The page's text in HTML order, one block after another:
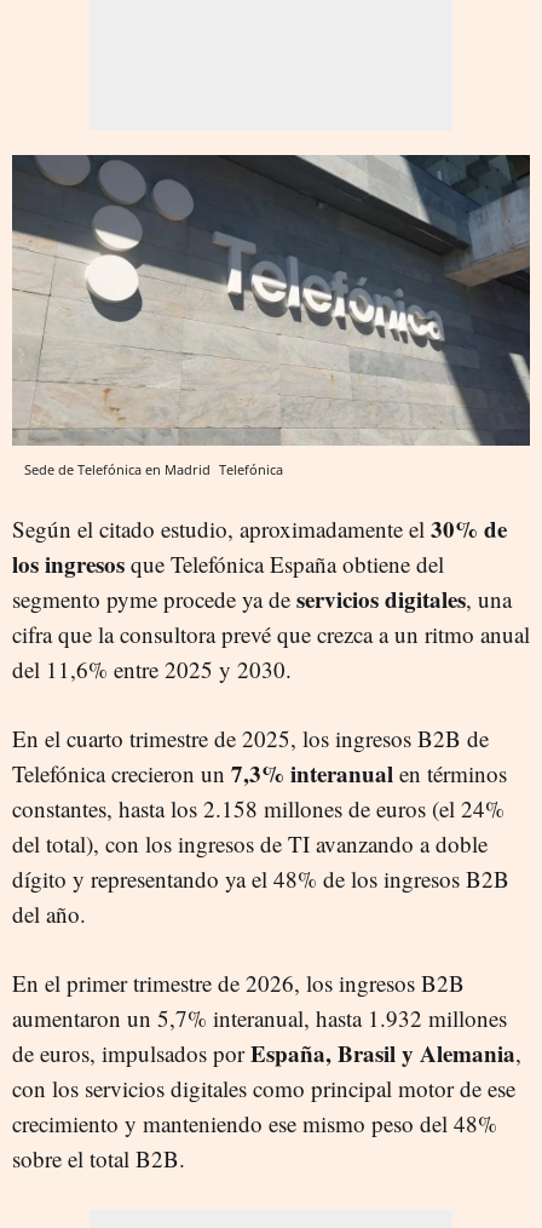
Sede de Telefónica en Madrid Telefónica
Según el citado estudio, aproximadamente el 30% de
los ingresos que Telefónica España obtiene del
segmento pyme procede ya de servicios digitales, una
cifra que la consultora prevé que crezca a un ritmo anual
del 11,6% entre 2025 y 2030.
En el cuarto trimestre de 2025, los ingresos B2B de
Telefónica crecieron un 7,3% interanual en términos
constantes, hasta los 2.158 millones de euros (el 24%
del total), con los ingresos de TI avanzando a doble
dígito y representando ya el 48% de los ingresos B2B
del año.
En el primer trimestre de 2026, los ingresos B2B
aumentaron un 5,7% interanual, hasta 1.932 millones
de euros, impulsados porEspaña, Brasil y Alemania,
con los servicios digitales como principal motor de ese
crecimiento y manteniendo ese mismo peso del 48%
sobre el total B2B.